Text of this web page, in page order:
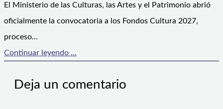
El Ministerio de las Culturas, las Artes y el Patrimonio abrió
oficialmente la convocatoria a los Fondos Cultura 2027,
proceso…
Continuar leyendo ...
Deja un comentario